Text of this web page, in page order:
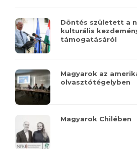
Döntés született a
kulturális
támogatásáról
Magyarok az
olvasztótégelyben
Magyarok Chilében